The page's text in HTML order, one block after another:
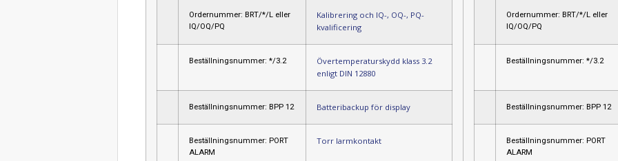
Ordernummer: BRT/*/L eller
IQ/OQ/PQ
Kalibrering och IQ-, OQ-, PQ-
kvalificering
Beställningsnummer: */3.2
Övertemperaturskydd klass 3.2
enligt DIN 12880
Beställningsnummer: BPP 12 Batteribackup för display
Beställningsnummer: PORT
ALARM
Torr larmkontakt
Ordernummer: BRT/*/L eller
IQ/OQ/PQ
Beställningsnummer: */3.2
Beställningsnummer: BPP 12
Beställningsnummer: PORT
ALARM